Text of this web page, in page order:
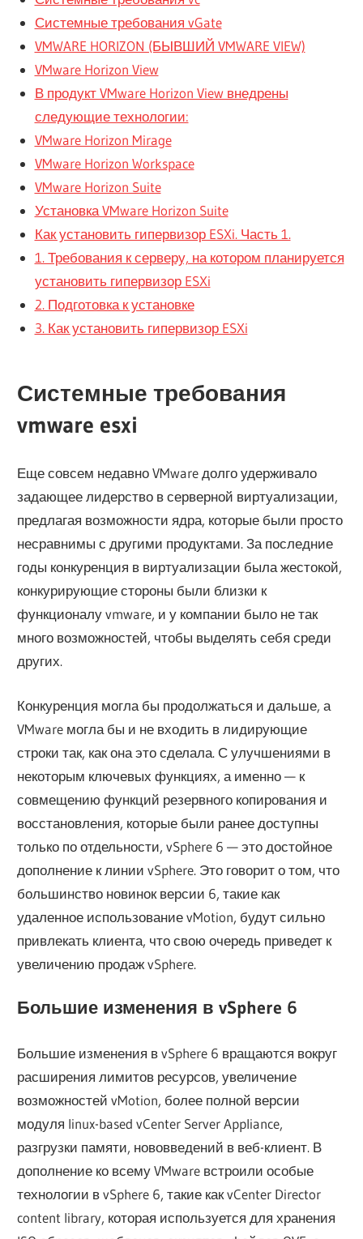
Системные требования vGate
VMWARE HORIZON (БЫВШИЙ VMWARE VIEW)
VMware Horizon View
В продукт VMware Horizon View внедрены
следующие технологии:
VMware Horizon Mirage
VMware Horizon Workspace
VMware Horizon Suite
Установка VMware Horizon Suite
Как установить гипервизор ESXi. Часть 1.
1. Требования к серверу, на котором планируется
установить гипервизор ESXi
2. Подготовка к установке
3. Как установить гипервизор ESXi
Системные требования
vmware esxi
Еще совсем недавно VMware долго удерживало
задающее лидерство в серверной виртуализации,
предлагая возможности ядра, которые были просто
несравнимы с другими продуктами. За последние
годы конкуренция в виртуализации была жестокой,
конкурирующие стороны были близки к
функционалу vmware, и у компании было не так
много возможностей, чтобы выделять себя среди
других.
Конкуренция могла бы продолжаться и дальше, а
VMware могла бы и не входить в лидирующие
строки так, как она это сделала. С улучшениями в
некоторым ключевых функциях, а именно — к
совмещению функций резервного копирования и
восстановления, которые были ранее доступны
только по отдельности, vSphere 6 — это достойное
дополнение к линии vSphere. Это говорит о том, что
большинство новинок версии 6, такие как
удаленное использование vMotion, будут сильно
привлекать клиента, что свою очередь приведет к
увеличению продаж vSphere.
Большие изменения в vSphere 6
Большие изменения в vSphere 6 вращаются вокруг
расширения лимитов ресурсов, увеличение
возможностей vMotion, более полной версии
модуля linux-based vCenter Server Appliance,
разгрузки памяти, нововведений в веб-клиент. В
дополнение ко всему VMware встроили особые
технологии в vSphere 6, такие как vCenter Director
content library, которая используется для хранения